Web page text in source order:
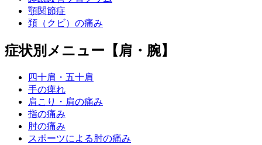
顎関節症
頚（クビ）の痛み
症状別メニュー【肩・腕】
四十肩・五十肩
手の痺れ
肩こり・肩の痛み
指の痛み
肘の痛み
スポーツによる肘の痛み